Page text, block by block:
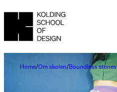
Home Om skolen Boundless stones